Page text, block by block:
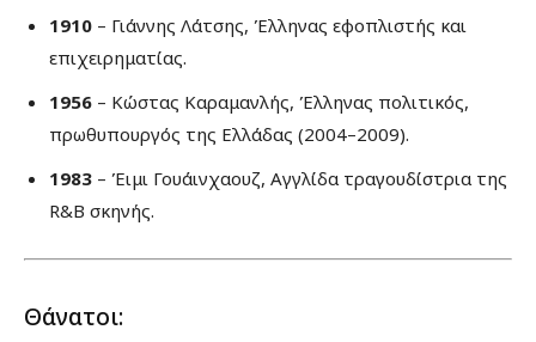
1910 – Γιάννης Λάτσης, Έλληνας εφοπλιστής και
επιχειρηματίας.
1956 – Κώστας Καραμανλής, Έλληνας πολιτικός,
πρωθυπουργός της Ελλάδας (2004–2009).
1983 – Έιμι Γουάινχαουζ, Αγγλίδα τραγουδίστρια της
R&B σκηνής.
Θάνατοι: